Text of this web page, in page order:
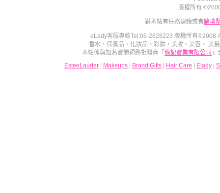
版權所有
對本站有任務建議或者論壇
eLady客服專線Tel:06-2828223 版權所有©2008
香水、保養品、化妝品、彩妝，美妝、美容、 美
本站係與知名實體通路批發商「 龍記實業有限公司
EsteeLauder
Makeups Brand Gifts Hair Care Elady